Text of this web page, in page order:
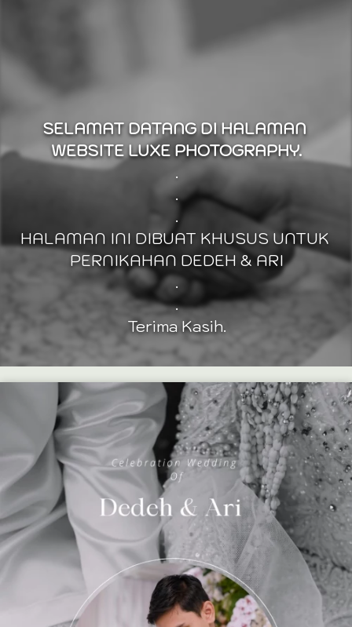
SELAMAT DATANG DI HALAMAN
WEBSITE LUXE PHOTOGRAPHY.
.
.
.
HALAMAN INI DIBUAT KHUSUS UNTUK
PERNIKAHAN DEDEH & ARI
.
.
Terima Kasih.